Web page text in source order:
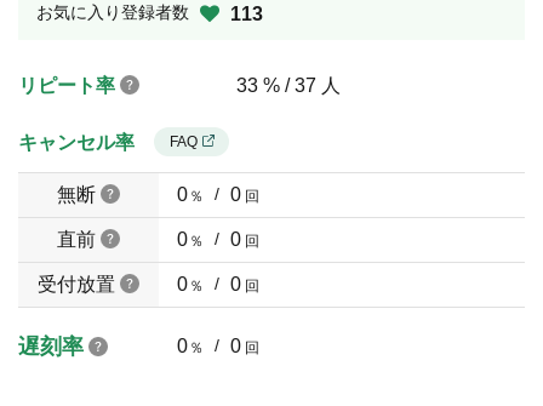
お気に入り登録者数 113
リピート率 33 % / 37 人
キャンセル率 FAQ
無断 0％ / 0 回
直前 0％ / 0 回
受付放置 0％ / 0 回
遅刻率 0％ / 0 回